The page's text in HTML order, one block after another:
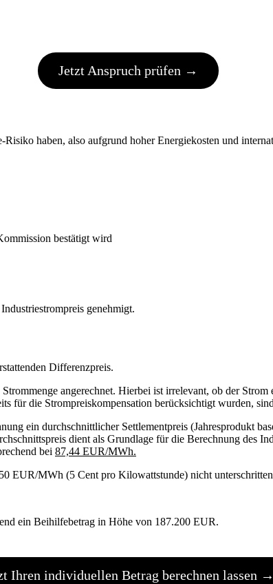
Jetzt Anspruch prüfen →
haben, also aufgrund hoher Energiekosten und
bestätigt wird
genehmigt.
Differenzpreis.
angerechnet. Hierbei ist irrelevant, ob der
für die Strompreiskompensation berücksichtigt wurden,
ein durchschnittlicher Settlementpreis (Jahresprodukt
dient als Grundlage für die Berechnung des
bei 87,44 EUR/MWh.
EUR/MWh (5 Cent pro Kilowattstunde) nicht
ein Beihilfebetrag in Höhe von 187.200 EUR.
Ihren individuellen Betrag berechnen lassen →